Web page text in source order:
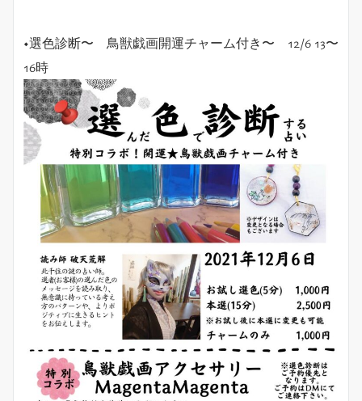
◆選色診断〜 鳥獣戯画開運チャーム付き〜 12/6 13〜
16時